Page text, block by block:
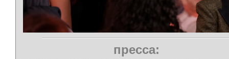
пресса: